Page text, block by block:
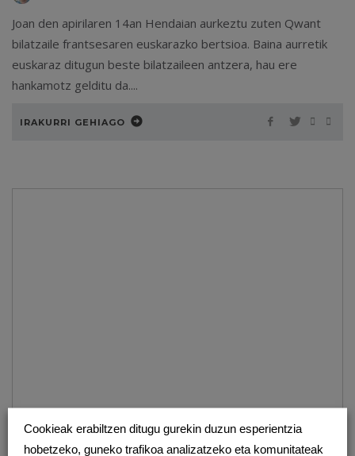
Joan den apirilaren 14an Hendaian aurkeztu zuten Qwant
bilatzaile frantsesaren euskarazko bertsioa. Baina aurretik
euskaraz ditugun beste bilatzaileen antzera, hau ere
hankamotz gelditu da....
IRAKURRI GEHIAGO
KOLABORATZAILEAK
Cookieak erabiltzen ditugu gurekin duzun esperientzia
hobetzeko, guneko trafikoa analizatzeko eta komunitateak